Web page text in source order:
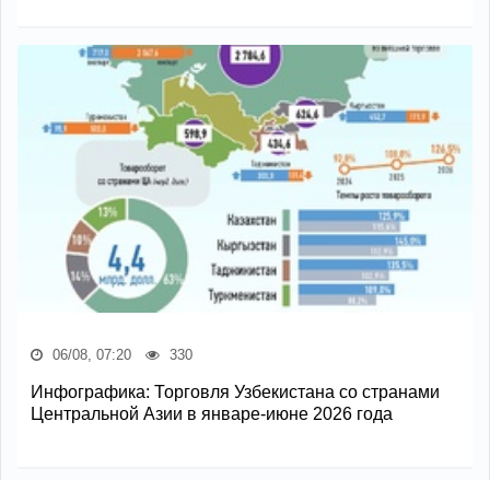
06/08, 07:20 330
Инфографика: Торговля Узбекистана со странами
Центральной Азии в январе-июне 2026 года